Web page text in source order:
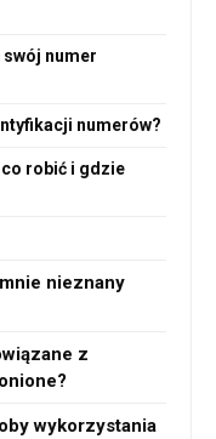
numer
numerów?
robić i gdzie
nieznany
z
wykorzystania